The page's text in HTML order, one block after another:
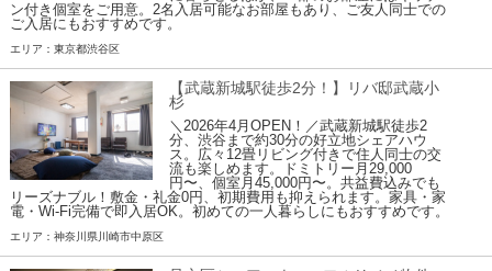
ン付き個室をご用意。2名入居可能なお部屋もあり、ご友人同士での
ご入居にもおすすめです。
エリア：東京都渋谷区
【武蔵新城駅徒歩2分！】リバ邸武蔵小
杉
＼2026年4月OPEN！／武蔵新城駅徒歩2
分、渋谷まで約30分の好立地シェアハウ
ス。広々12畳リビング付きで住人同士の交
流も楽しめます。ドミトリー月29,000
円〜、個室月45,000円〜。共益費込みでも
リーズナブル！敷金・礼金0円、初期費用も抑えられます。家具・家
電・Wi-Fi完備で即入居OK。初めての一人暮らしにもおすすめです。
エリア：神奈川県川崎市中原区